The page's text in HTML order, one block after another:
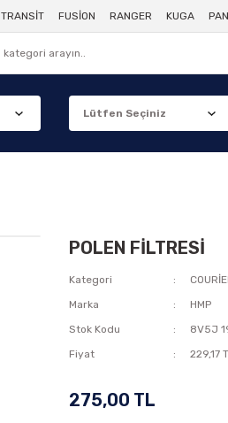
TRANSİT FUSİON RANGER KUGA
POLEN FİLTRESİ
Kategori
Marka
HMP
Stok Kodu
8V5J
Fiyat
229,17
275,00 TL